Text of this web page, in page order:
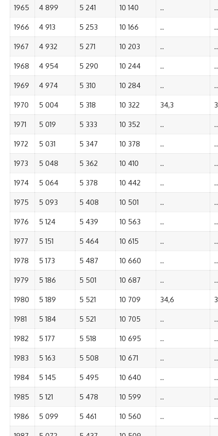
1965 4 899 5 241 10 140 .. ..
1966 4 913 5 253 10 166 .. ..
1967 4 932 5 271 10 203 .. ..
1968 4 954 5 290 10 244 .. ..
1969 4 974 5 310 10 284 .. ..
1970 5 004 5 318 10 322 34,3
1971 5 019 5 333 10 352 .. ..
1972 5 031 5 347 10 378 .. ..
1973 5 048 5 362 10 410 .. ..
1974 5 064 5 378 10 442 .. ..
1975 5 093 5 408 10 501 .. ..
1976 5 124 5 439 10 563 .. ..
1977 5 151 5 464 10 615 .. ..
1978 5 173 5 487 10 660 .. ..
1979 5 186 5 501 10 687 .. ..
1980 5 189 5 521 10 709 34,6
1981 5 184 5 521 10 705 .. ..
1982 5 177 5 518 10 695 .. ..
1983 5 163 5 508 10 671 .. ..
1984 5 145 5 495 10 640 .. ..
1985 5 121 5 478 10 599 .. ..
1986 5 099 5 461 10 560 .. ..